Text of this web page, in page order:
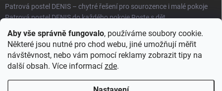
Aby vše správně fungovalo, používáme soubory cookie.
Některé jsou nutné pro chod webu, jiné umožňují měřit
návštěvnost, nebo vám pomocí reklamy zobrazit tipy na
další obsah. Více informací zde.
Patrová postel DENIS – chytré řešení pro sourozence i malé pokoje
Patrová postel DENIS do každého pokoje Roste s dět...
Rozkládací postele RELAX – ideální řešení pro malé prostory i
každodenní spaní
Rozkládací postel, která se přizpůsobí vašemu živo...